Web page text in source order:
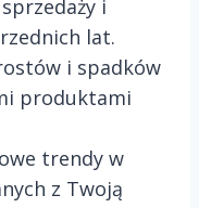
i
lat.
i spadków
produktami
trendy w
z Twoją